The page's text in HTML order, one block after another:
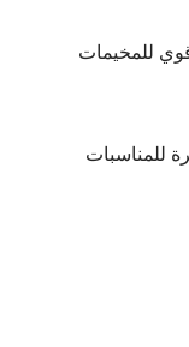
للمخيمات
للمناسبات